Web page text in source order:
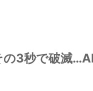
の3秒で破滅